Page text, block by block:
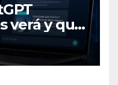
verá y qué